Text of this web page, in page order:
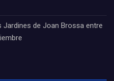
Jardines de Joan Brossa entre